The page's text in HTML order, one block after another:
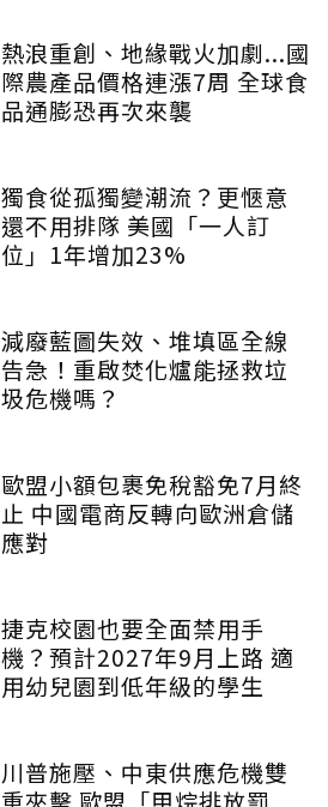
熱浪重創、地緣戰火加劇...國
際農產品價格連漲7周 全球食
品通膨恐再次來襲
獨食從孤獨變潮流？更愜意
還不用排隊 美國「一人訂
位」1年增加23%
減廢藍圖失效、堆填區全線
告急！重啟焚化爐能拯救垃
圾危機嗎？
歐盟小額包裹免稅豁免7月終
止 中國電商反轉向歐洲倉儲
應對
捷克校園也要全面禁用手
機？預計2027年9月上路 適
用幼兒園到低年級的學生
川普施壓、中東供應危機雙